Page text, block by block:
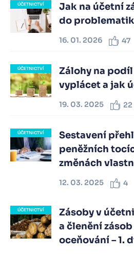
ÚČETNICTVÍ
Jak na účetní
do
16. 01. 2026 47
ÚČETNICTVÍ
Zálohy na
vyplácet a jak
19. 03. 2025 22
ÚČETNICTVÍ
Sestavení
peněžních
změnách
12. 03. 2025 4
ÚČETNICTVÍ
Zásoby v
a členění
oceňování – 1.